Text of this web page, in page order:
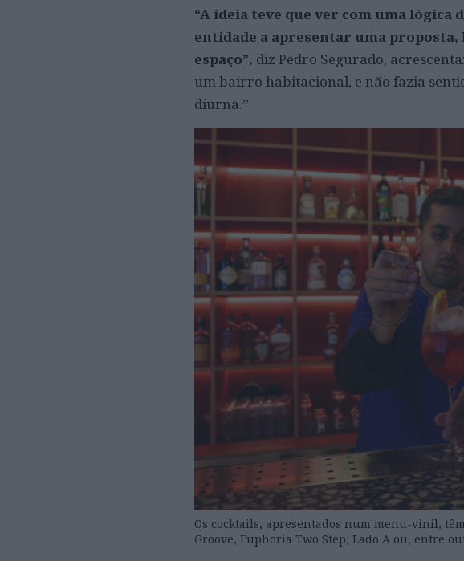
“A ideia teve que ver com uma lógica
entidade a apresentar uma
espaço”, diz Pedro Segurado,
um bairro habitacional, e não fazia
diurna.”
Os cocktails, apresentados num menu-vinil,
Groove, Euphoria Two Step, Lado A ou, entre